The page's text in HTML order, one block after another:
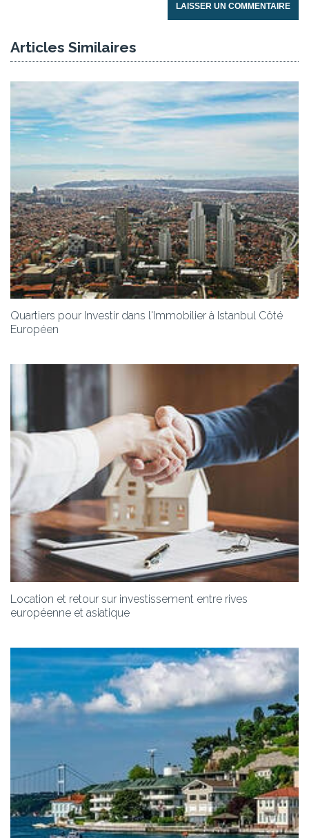
LAISSER UN COMMENTAIRE
Articles Similaires
Quartiers pour Investir dans l'Immobilier à Istanbul Côté
Européen
Location et retour sur investissement entre rives
européenne et asiatique